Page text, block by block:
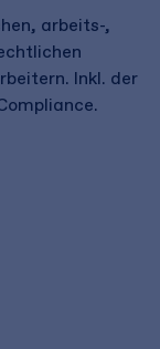
arbeits-,
Inkl. der